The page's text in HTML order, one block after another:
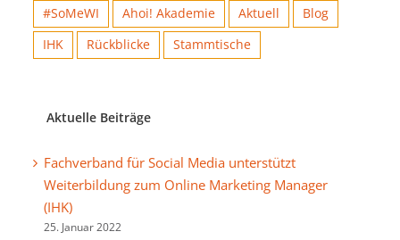
#SoMeWI
Ahoi! Akademie Aktuell
Blog
IHK
Rückblicke Stammtische
Aktuelle Beiträge
Fachverband für Social Media unterstützt
Weiterbildung zum Online Marketing Manager
(IHK)
25. Januar 2022